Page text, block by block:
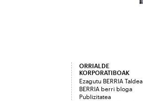
ORRIALDE
KORPORATIBOAK
Ezagutu BERRIA Taldea
BERRIA berri bloga
Publizitatea